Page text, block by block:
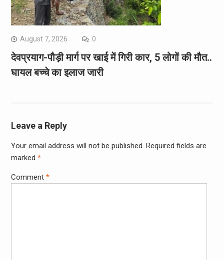
August 7, 2026 0
देवप्रयाग-पौड़ी मार्ग पर खाई में गिरी कार, 5 लोगों की मौत..
घायल बच्चे का इलाज जारी
Leave a Reply
Your email address will not be published. Required fields are
marked *
Comment *